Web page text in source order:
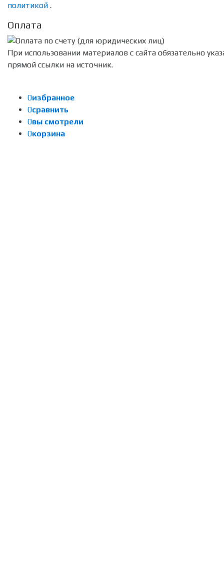
политикой .
Оплата
При использовании материалов с сайта обязательно
прямой ссылки на источник.
0избранное
0сравнить
0вы смотрели
0корзина